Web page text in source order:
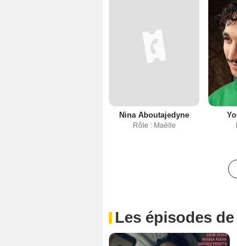
Nina Aboutajedyne
Rôle : Maëlle
Les épisodes